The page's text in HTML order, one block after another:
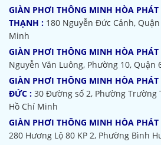
GIÀN PHƠI THÔNG MINH HÒA
THẠNH : 180 Nguyễn Đức Cảnh,
Minh
GIÀN PHƠI THÔNG MINH HÒA
Nguyễn Văn Luông, Phường 10, Quận
GIÀN PHƠI THÔNG MINH HÒA
ĐỨC : 30 Đường số 2, Phường Trường
Hồ Chí Minh
GIÀN PHƠI THÔNG MINH HÒA
280 Hương Lộ 80 KP 2, Phường Bình